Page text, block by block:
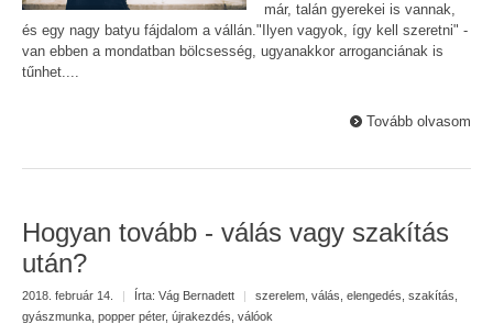
már, talán gyerekei is vannak,
és egy nagy batyu fájdalom a vállán."Ilyen vagyok, így kell szeretni" -
van ebben a mondatban bölcsesség, ugyanakkor arroganciának is
tűnhet....
Tovább olvasom
Hogyan tovább - válás vagy szakítás
után?
2018. február 14. | Írta: Vág Bernadett | szerelem válás elengedés szakítás
gyászmunka popper péter, újrakezdés válóok